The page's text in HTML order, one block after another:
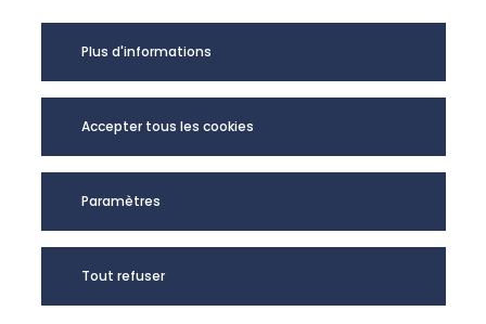
CHSSC - UR UPJV
4289 @2024
Plus d'informations
Accepter tous les cookies
Paramètres
Tout refuser